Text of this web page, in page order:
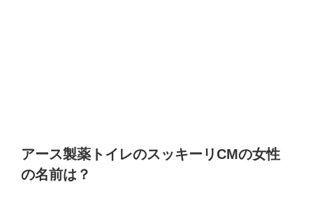
アース製薬トイレのスッキーリ CM の女性
の名前は？